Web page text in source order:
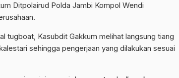
Ditpolairud Polda Jambi Kompol Wendi
tugboat, Kasubdit Gakkum melihat langsung tiang
sehingga pengerjaan yang dilakukan sesuai